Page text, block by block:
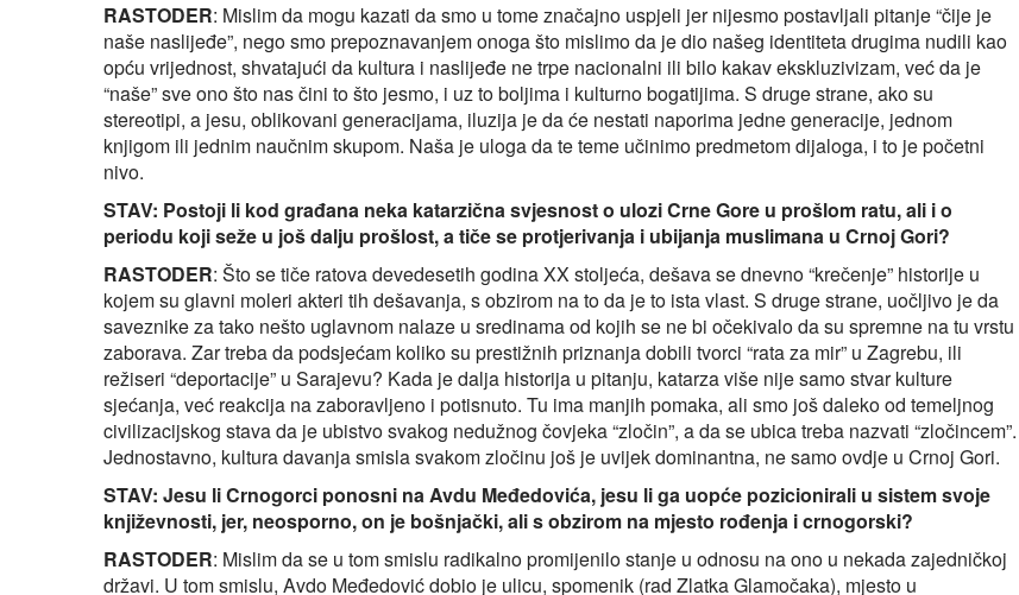
RASTODER: Mislim da mogu kazati da smo u tome značajno uspjeli jer nijesmo postavljali pitanje “čije je
naše naslijeđe”, nego smo prepoznavanjem onoga što mislimo da je dio našeg identiteta drugima nudili kao
opću vrijednost, shvatajući da kultura i naslijeđe ne trpe nacionalni ili bilo kakav ekskluzivizam, već da je
“naše” sve ono što nas čini to što jesmo, i uz to boljima i kulturno bogatijima. S druge strane, ako su
stereotipi, a jesu, oblikovani generacijama, iluzija je da će nestati naporima jedne generacije, jednom
knjigom ili jednim naučnim skupom. Naša je uloga da te teme učinimo predmetom dijaloga, i to je početni
nivo.
STAV: Postoji li kod građana neka katarzična svjesnost o ulozi Crne Gore u prošlom ratu, ali i o
periodu koji seže u još dalju prošlost, a tiče se protjerivanja i ubijanja muslimana u Crnoj Gori?
RASTODER: Što se tiče ratova devedesetih godina XX stoljeća, dešava se dnevno “krečenje” historije u
kojem su glavni moleri akteri tih dešavanja, s obzirom na to da je to ista vlast. S druge strane, uočljivo je da
saveznike za tako nešto uglavnom nalaze u sredinama od kojih se ne bi očekivalo da su spremne na tu vrstu
zaborava. Zar treba da podsjećam koliko su prestižnih priznanja dobili tvorci “rata za mir” u Zagrebu, ili
režiseri “deportacije” u Sarajevu? Kada je dalja historija u pitanju, katarza više nije samo stvar kulture
sjećanja, već reakcija na zaboravljeno i potisnuto. Tu ima manjih pomaka, ali smo još daleko od temeljnog
civilizacijskog stava da je ubistvo svakog nedužnog čovjeka “zločin”, a da se ubica treba nazvati “zločincem”.
Jednostavno, kultura davanja smisla svakom zločinu još je uvijek dominantna, ne samo ovdje u Crnoj Gori.
STAV: Jesu li Crnogorci ponosni na Avdu Međedovića, jesu li ga uopće pozicionirali u sistem svoje
književnosti, jer, neosporno, on je bošnjački, ali s obzirom na mjesto rođenja i crnogorski?
RASTODER: Mislim da se u tom smislu radikalno promijenilo stanje u odnosu na ono u nekada zajedničkoj
državi. U tom smislu, Avdo Međedović dobio je ulicu, spomenik (rad Zlatka Glamočaka), mjesto u